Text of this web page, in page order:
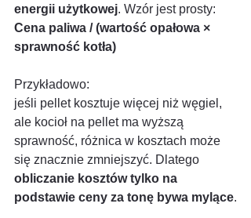
energii użytkowej. Wzór jest prosty:
Cena paliwa / (wartość opałowa ×
sprawność kotła)
Przykładowo:
jeśli pellet kosztuje więcej niż węgiel,
ale kocioł na pellet ma wyższą
sprawność, różnica w kosztach może
się znacznie zmniejszyć. Dlatego
obliczanie kosztów tylko na
podstawie ceny za tonę bywa mylące.